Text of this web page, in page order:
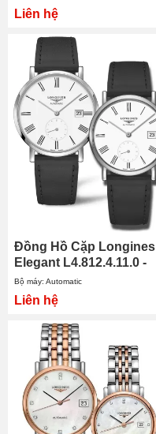
Liên hệ
Đồng Hồ Cặp Longines
Elegant L4.812.4.11.0 -
L4.312.4.11.0
Bộ máy: Automatic
Liên hệ